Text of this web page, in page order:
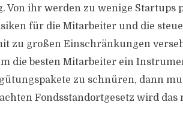
Von ihr werden zu wenige Startups
für die Mitarbeiter und die
zu großen Einschränkungen
die besten Mitarbeiter ein
zu schnüren, dann
Fondsstandortgesetz wird das